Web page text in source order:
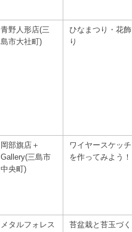
青野人形店(三
島市大社町)
ひなまつり・花飾
り
岡部旗店＋
Gallery(三島市
中央町)
ワイヤースケッチ
を作ってみよう！
メタルフォレス
苔盆栽と苔玉づく